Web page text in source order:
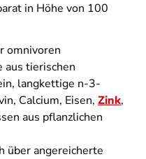
in Höhe von 100
omnivoren
aus tierischen
langkettige n-3-
Calcium, Eisen, Zink,
aus pflanzlichen
über angereicherte